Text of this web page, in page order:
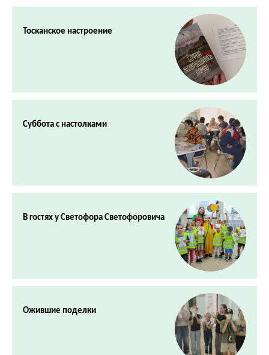
Тосканское настроение
Суббота с настолками
В гостях у Светофора Светофоровича
Ожившие поделки